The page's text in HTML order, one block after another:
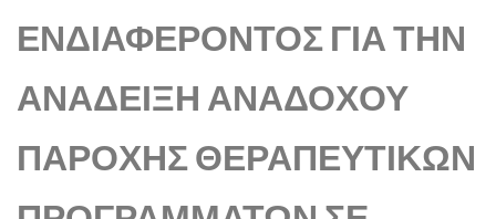
ΕΝΔΙΑΦΕΡΟΝΤΟΣ ΓΙΑ ΤΗΝ
ΑΝΑΔΕΙΞΗ ΑΝΑΔΟΧΟΥ
ΠΑΡΟΧΗΣ ΘΕΡΑΠΕΥΤΙΚΩΝ